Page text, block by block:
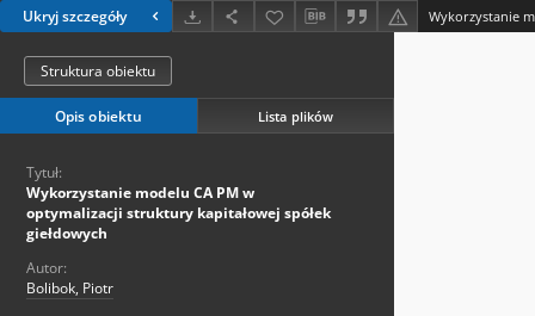
Ukryj szczegóły
Struktura obiektu
Opis obiektu Lista plików
Tytuł:
Wykorzystanie modelu CA PM w
optymalizacji struktury kapitałowej spółek
giełdowych
Autor:
Bolibok, Piotr